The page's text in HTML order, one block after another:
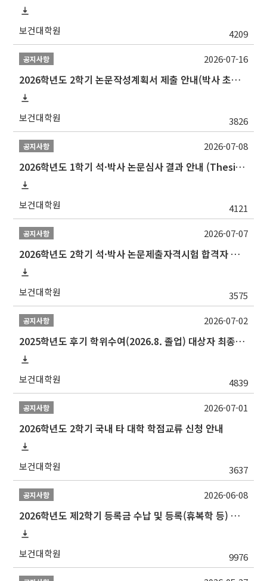
보건대학원 4209
공지사항
2026학년도 2학기 논문작성계획서 제출 안내(박사 초심 일정 포함)_Thesis Proposal
보건대학원 3826
2026-07-16
공지사항
2026학년도 1학기 석·박사 논문심사 결과 안내 (Thesis Defense Result)
보건대학원 4121
2026-07-08
공지사항
2026학년도 2학기 석·박사 논문제출자격시험 합격자 공고(TSQ Exam Result)
보건대학원 3575
2026-07-07
공지사항
2025학년도 후기 학위수여(2026.8. 졸업) 대상자 최종인준 논문 제출 안내
보건대학원 4839
2026-07-02
공지사항
2026학년도 2학기 국내 타 대학 학점교류 신청 안내
보건대학원 3637
2026-07-01
공지사항
2026학년도 제2학기 등록금 수납 및 등록(휴복학 등) 일정 안내
보건대학원 9976
2026-06-08